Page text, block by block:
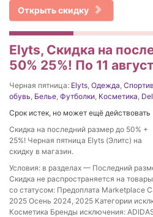
Открыть скидку
Elyts, Скидка на
50% 25%! По 11
Черная пятница: Elyts Одежда
обувь Белье Футболки Косметика
Срок истек, но может ещё действовать
Скидка на последний размер до 50% +
25%! Черная пятница Elyts (Элитс) на
скидку в магазин.
Условия: в разделах — Последний
Скидка не распространяется на товары
со статусом: Предоплата Marketplace
2025 Осень 2024, 2025 Категории
Косметика Бренды исключения: